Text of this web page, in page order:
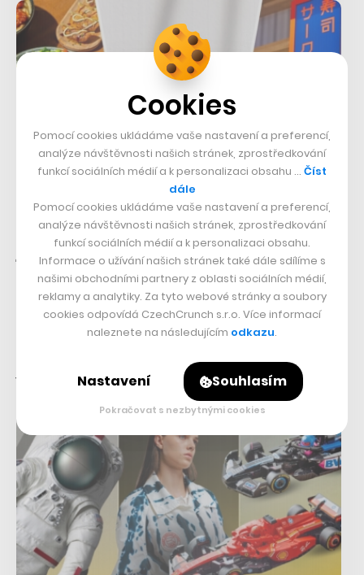
Začalo to jako malá restaurace, teď
jsou na stovkách míst. Do českých
obchodů míří sushi hráč z Německa
03. 9. 2025 – PAVLÍNA NOUZOVÁ
V Německu je už Sushi Circle na více než třech stovkách míst –
Cookies
Pomocí cookies ukládáme vaše nastavení a preferencí,
analýze návštěvnosti našich stránek, zprostředkování
funkcí sociálních médií a k personalizaci obsahu … Číst
dále
Pomocí cookies ukládáme vaše nastavení a preferencí,
analýze návštěvnosti našich stránek, zprostředkování
funkcí sociálních médií a k personalizaci obsahu.
Informace o užívání našich stránek také dále sdílíme s
našimi obchodními partnery z oblasti sociálních médií,
reklamy a analytiky. Za tyto webové stránky a soubory
cookies odpovídá CzechCrunch s.r.o. Více informací
naleznete na následujícím odkazu.
Nastavení Souhlasím
Pokračovat s nezbytnými cookies